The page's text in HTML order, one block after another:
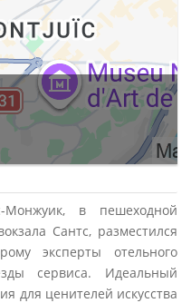
в пешеходной
Сантс, разместился
эксперты отельного
сервиса. Идеальный
для ценителей искусства